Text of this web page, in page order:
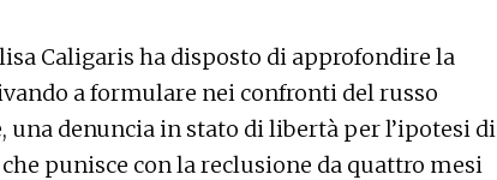
Caligaris ha disposto di approfondire la
a formulare nei confronti del russo
una denuncia in stato di libertà per l’ipotesi di
punisce con la reclusione da quattro mesi